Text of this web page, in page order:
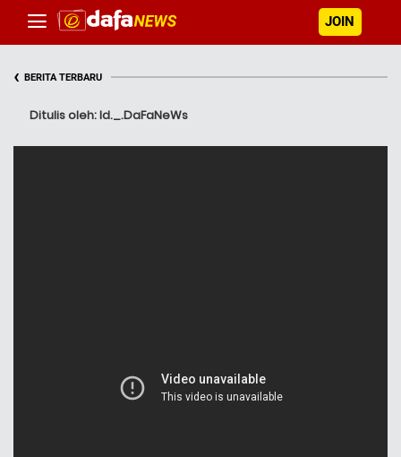
JOIN
‹ BERITA TERBARU
Ditulis oleh: Id._.DaFaNeWs